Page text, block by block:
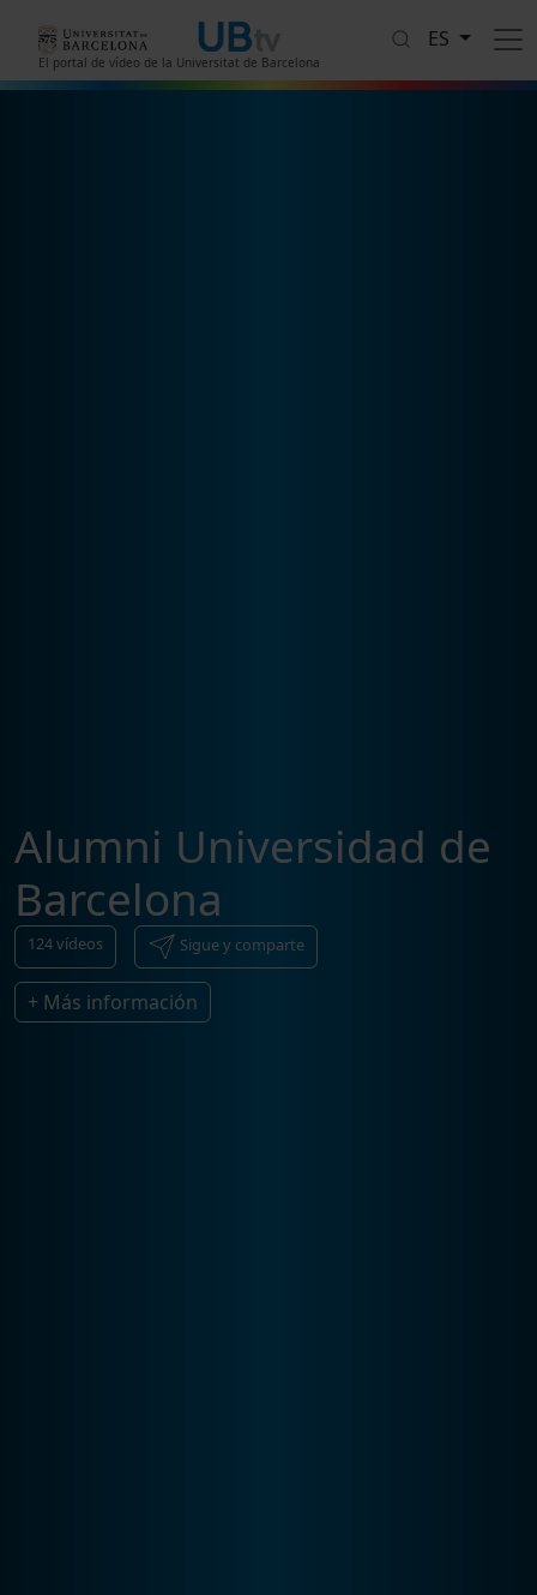
El portal de vídeo de la Universitat de Barcelona
ES
Alumni Universidad de
Barcelona
124vídeos Sigue y comparte
+ Más información